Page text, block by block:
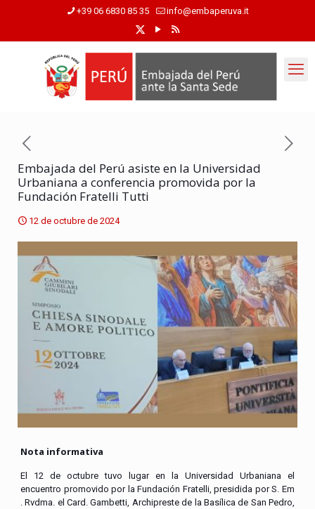
+39 06 6830 85 35 info@embaperuva.it
Embajada del Perú asiste en la Universidad
Urbaniana a conferencia promovida por la
Fundación Fratelli Tutti
12 de octubre de 2024
Nota informativa
El 12 de octubre tuvo lugar en la Universidad Urbaniana el
encuentro promovido por la Fundación Fratelli, presidida por S. Em
. Rvdma. el Card. Gambetti, Archipreste de la Basílica de San Pedro,